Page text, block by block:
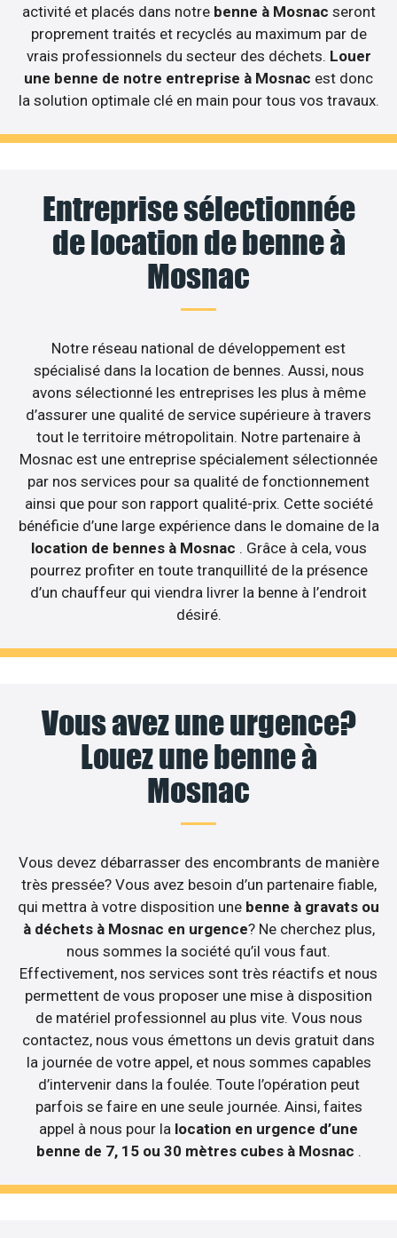
activité et placés dans notre benne à Mosnac seront
proprement traités et recyclés au maximum par de
vrais professionnels du secteur des déchets. Louer
une benne de notre entreprise à Mosnac est donc
la solution optimale clé en main pour tous vos travaux.
Entreprise sélectionnée
de location de benne à
Mosnac
Notre réseau national de développement est
spécialisé dans la location de bennes. Aussi, nous
avons sélectionné les entreprises les plus à même
d’assurer une qualité de service supérieure à travers
tout le territoire métropolitain. Notre partenaire à
Mosnac est une entreprise spécialement sélectionnée
par nos services pour sa qualité de fonctionnement
ainsi que pour son rapport qualité-prix. Cette société
bénéficie d’une large expérience dans le domaine de la
location de bennes à Mosnac . Grâce à cela, vous
pourrez profiter en toute tranquillité de la présence
d’un chauffeur qui viendra livrer la benne à l’endroit
désiré.
Vous avez une urgence?
Louez une benne à
Mosnac
Vous devez débarrasser des encombrants de manière
très pressée? Vous avez besoin d’un partenaire fiable,
qui mettra à votre disposition une benne à gravats ou
à déchets à Mosnac en urgence? Ne cherchez plus,
nous sommes la société qu’il vous faut.
Effectivement, nos services sont très réactifs et nous
permettent de vous proposer une mise à disposition
de matériel professionnel au plus vite. Vous nous
contactez, nous vous émettons un devis gratuit dans
la journée de votre appel, et nous sommes capables
d’intervenir dans la foulée. Toute l’opération peut
parfois se faire en une seule journée. Ainsi, faites
appel à nous pour la location en urgence d’une
benne de 7, 15 ou 30 mètres cubes à Mosnac .